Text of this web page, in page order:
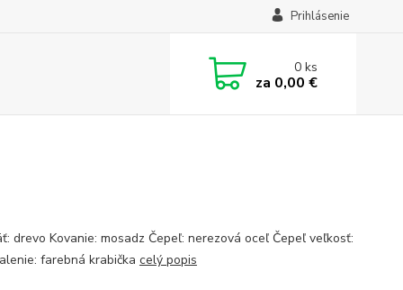
Prihlásenie
0ks
za 0,00 €
drevo Kovanie: mosadz Čepeľ: nerezová oceľ Čepeľ veľkosť:
farebná krabička celý popis